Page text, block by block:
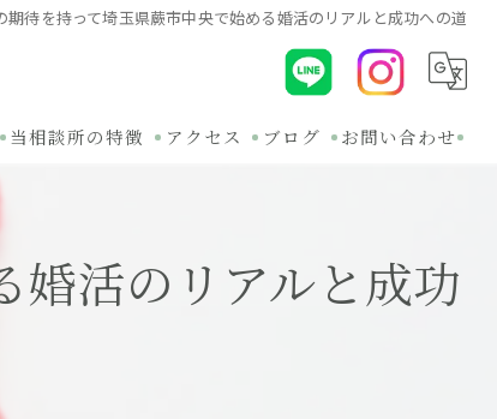
期待を持って埼玉県蕨市中央で始める婚活のリアルと成功への道
当相談所の特徴
30代
アクセス ブログ
関連ブログ
お問い合わせ
婚活のリアルと成功